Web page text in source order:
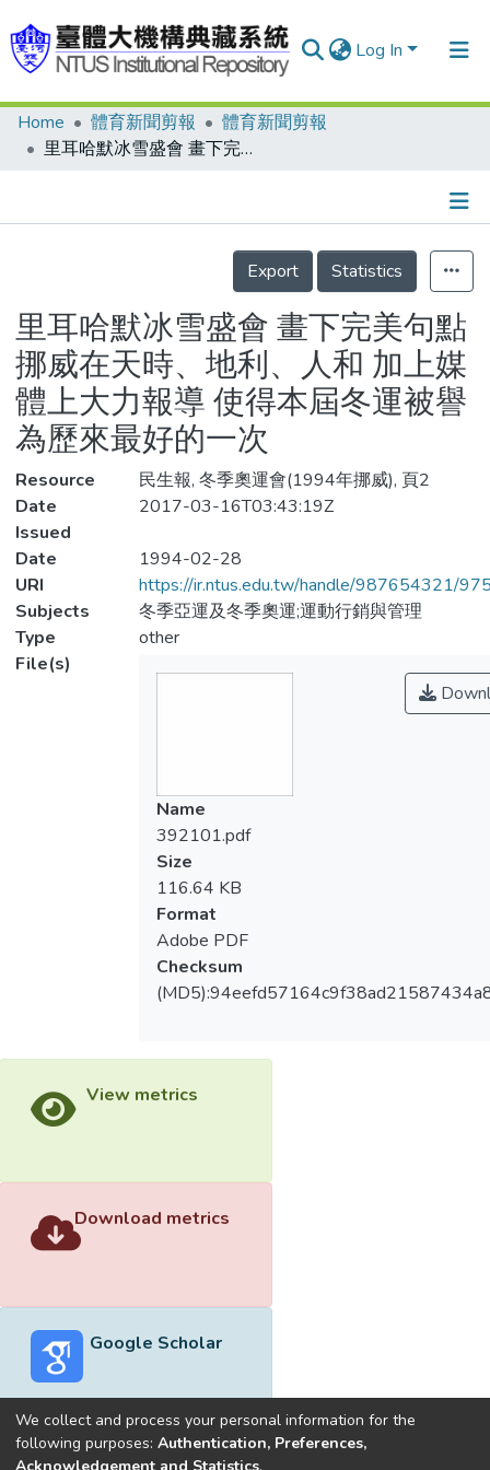
Log In
Communities & Collections
Statistics
Home 體育新聞剪報
體育新聞剪報
里耳哈默冰雪盛會 畫下完美句點 挪威在天時、地利、人和 加上媒體上大力報導 使得本屆冬運被譽為歷來最好的一次
Details
Export
Statistics
里耳哈默冰雪盛會 畫下完美句點
挪威在天時、地利、人和 加上媒
體上大力報導 使得本屆冬運被譽
為歷來最好的一次
Resource
民生報, 冬季奧運會(1994年挪威), 頁2
Date
Issued
2017-03-16T03:43:19Z
Date
1994-02-28
URI
https://ir.ntus.edu.tw/handle/987654321/
Subjects
冬季亞運及冬季奧運;運動行銷與管理
Type
other
File(s)
Name
392101.pdf
Size
116.64 KB
Format
Adobe PDF
Checksum
View metrics
Download metrics
Google Scholar
We collect and process your personal information for the
following purposes: Authentication, Preferences,